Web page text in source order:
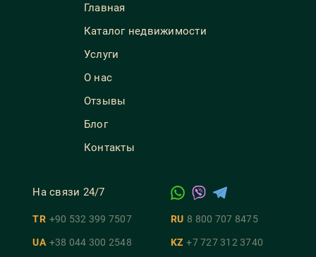
Главная
Каталог недвижимости
Услуги
О нас
Отзывы
Блог
Контакты
На связи 24/7
TR +90 532 399 7507 RU 8 800 707 8475
UA +38 044 300 2548 KZ +7 727 312 3740